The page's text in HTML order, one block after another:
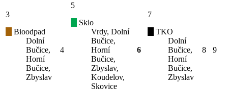
3
Bioodpad
Dolní
Bučice,
Horní
Bučice,
Zbyslav
4
5
Sklo
Vrdy, Dolní
Bučice,
Horní
Bučice,
Zbyslav,
Koudelov,
Skovice
6
7
TKO
Dolní
Bučice,
Horní
Bučice,
Zbyslav
8 9